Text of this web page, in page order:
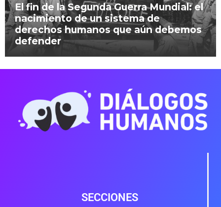
El fin de la Segunda Guerra Mundial: el
nacimiento de un sistema de
derechos humanos que aún debemos
defender
SECCIONES